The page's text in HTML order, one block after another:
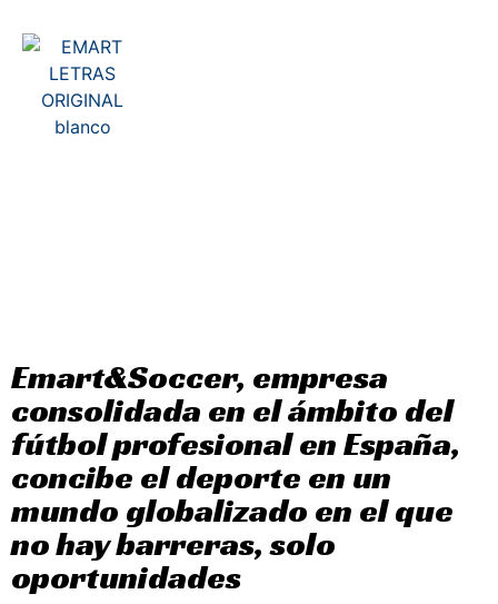
Emart&Soccer, empresa
consolidada en el ámbito del
fútbol profesional en España,
concibe el deporte en un
mundo globalizado en el que
no hay barreras, solo
oportunidades